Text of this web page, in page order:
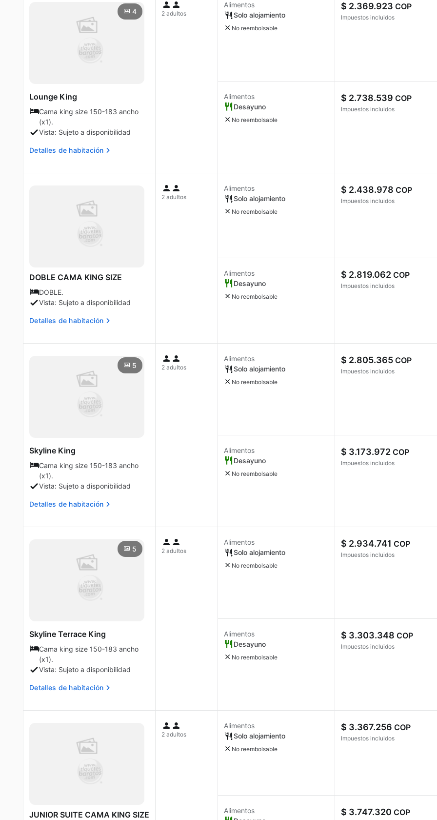
4
Lounge King
Cama king size 150-183 ancho
(x1).
Vista: Sujeto a disponibilidad
Detalles de habitación
2 adultos
Alimentos
Solo alojamiento
No reembolsable
$ 2.369.923 COP
Impuestos incluidos
Alimentos
Desayuno
No reembolsable
$ 2.738.539 COP
Impuestos incluidos
DOBLE CAMA KING SIZE
DOBLE.
Vista: Sujeto a disponibilidad
Detalles de habitación
2 adultos
Alimentos
Solo alojamiento
No reembolsable
$ 2.438.978 COP
Impuestos incluidos
Alimentos
Desayuno
No reembolsable
$ 2.819.062 COP
Impuestos incluidos
5
Skyline King
Cama king size 150-183 ancho
(x1).
Vista: Sujeto a disponibilidad
Detalles de habitación
2 adultos
Alimentos
Solo alojamiento
No reembolsable
$ 2.805.365 COP
Impuestos incluidos
Alimentos
Desayuno
No reembolsable
$ 3.173.972 COP
Impuestos incluidos
5
Skyline Terrace King
Cama king size 150-183 ancho
(x1).
Vista: Sujeto a disponibilidad
Detalles de habitación
2 adultos
Alimentos
Solo alojamiento
No reembolsable
$ 2.934.741 COP
Impuestos incluidos
Alimentos
Desayuno
No reembolsable
$ 3.303.348 COP
Impuestos incluidos
JUNIOR SUITE CAMA KING SIZE
2 adultos
Alimentos
Solo alojamiento
No reembolsable
$ 3.367.256 COP
Impuestos incluidos
Alimentos
$ 3.747.320 COP